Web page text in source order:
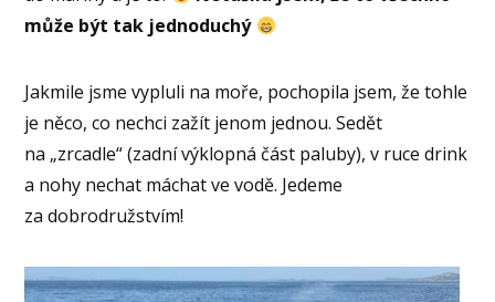
může být tak jednoduchý
Jakmile jsme vypluli na moře, pochopila jsem, že tohle
je něco, co nechci zažít jenom jednou. Sedět
na „zrcadle“ (zadní výklopná část paluby), v ruce drink
a nohy nechat máchat ve vodě. Jedeme
za dobrodružstvím!